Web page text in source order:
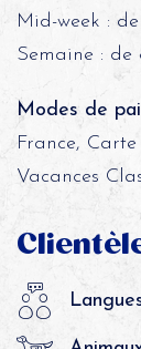
Mid-week :
Semaine : de
Modes de
France,
Vacances